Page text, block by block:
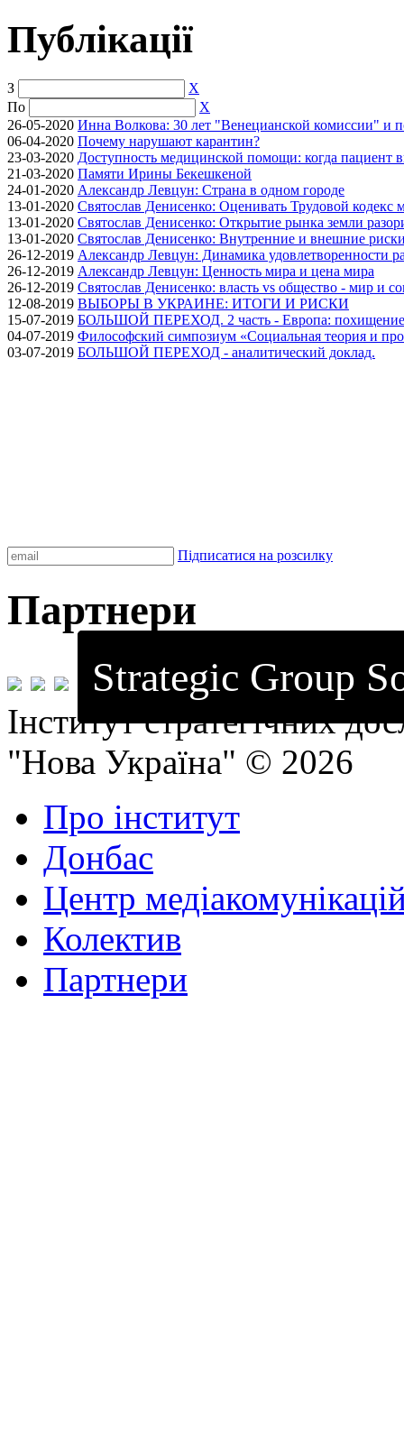
Публікації
З
X
По
X
26-05-2020 Инна Волкова: 30 лет "Венецианской комиссии" и
06-04-2020 Почему нарушают карантин?
23-03-2020 Доступность медицинской помощи: когда пациент
21-03-2020 Памяти Ирины Бекешкеной
24-01-2020 Александр Левцун: Страна в одном городе
13-01-2020 Святослав Денисенко: Оценивать Трудовой кодекс
13-01-2020 Святослав Денисенко: Открытие рынка земли
13-01-2020 Святослав Денисенко: Внутренние и внешние
26-12-2019 Александр Левцун: Динамика удовлетворенности
26-12-2019 Александр Левцун: Ценность мира и цена мира
26-12-2019 Святослав Денисенко: власть vs общество - мир и
12-08-2019 ВЫБОРЫ В УКРАИНЕ: ИТОГИ И РИСКИ
15-07-2019 БОЛЬШОЙ ПЕРЕХОД. 2 часть - Европа: похищение
04-07-2019 Философский симпозиум «Социальная теория и
03-07-2019 БОЛЬШОЙ ПЕРЕХОД - аналитический доклад.
Підписатися на розсилку
Партнери
Strategic Group
Інститут стратегічних
"Нова Україна" © 2026
Про інститут
Донбас
Центр
Колектив
Партнери